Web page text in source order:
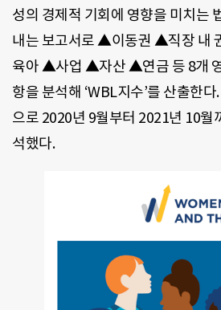
성의 경제적 기회에 영향을 미치는
내는 보고서로 ▲이동권 ▲직장
육아 ▲사업 ▲자산 ▲연금 등 8개
항을 분석해 ‘WBL지수’를 산출한
으로 2020년 9월부터 2021년 10월
석했다.